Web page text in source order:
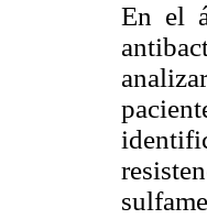
En el